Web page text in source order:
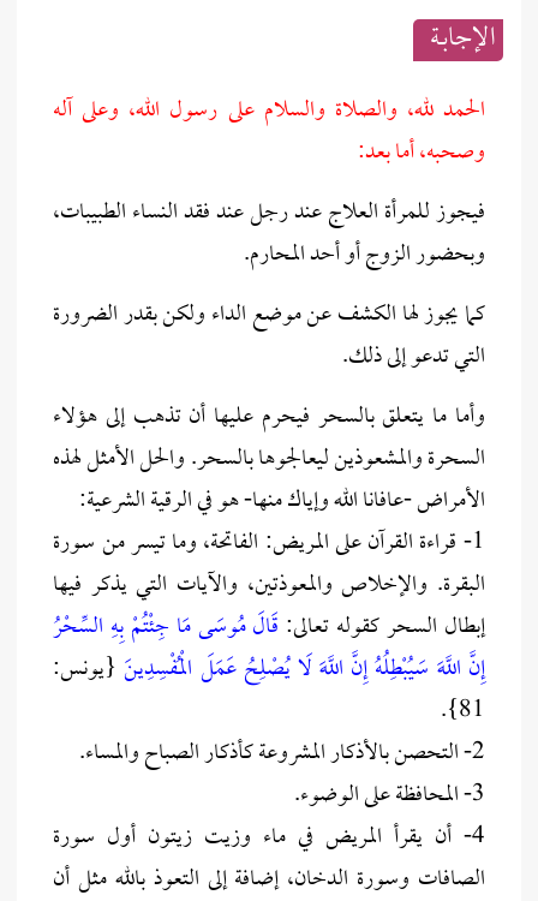
الإجابــة
الحمد لله، والصلاة والسلام على رسول الله، وعلى آله
وصحبه، أما بعد:
فيجوز للمرأة العلاج عند رجل عند فقد النساء الطبيبات،
وبحضور الزوج أو أحد المحارم.
كما يجوز لها الكشف عن موضع الداء ولكن بقدر الضرورة
التي تدعو إلى ذلك.
وأما ما يتعلق بالسحر فيحرم عليها أن تذهب إلى هؤلاء
السحرة والمشعوذين ليعالجوها بالسحر. والحل الأمثل لهذه
الأمراض -عافانا الله وإياك منها- هو في الرقية الشرعية:
1- قراءة القرآن على المريض: الفاتحة، وما تيسر من سورة
البقرة. والإخلاص والمعوذتين، والآيات التي يذكر فيها
إبطال السحر كقوله تعالى: قَالَ مُوسَى مَا جِئْتُمْ بِهِ السِّحْرُ
إِنَّ اللَّهَ سَيُبْطِلُهُ إِنَّ اللَّهَ لَا يُصْلِحُ عَمَلَ الْمُفْسِدِينَ{يونس:
81}.
2- التحصن بالأذكار المشروعة كأذكار الصباح والمساء.
3- المحافظة على الوضوء.
4- أن يقرأ المريض في ماء وزيت زيتون أول سورة
الصافات وسورة الدخان، إضافة إلى التعوذ بالله مثل أن